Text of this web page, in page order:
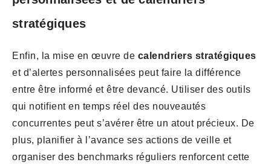
stratégiques
Enfin, la mise en œuvre de calendriers stratégiques
et d’alertes personnalisées peut faire la différence
entre être informé et être devancé. Utiliser des outils
qui notifient en temps réel des nouveautés
concurrentes peut s’avérer être un atout précieux. De
plus, planifier à l’avance ses actions de veille et
organiser des benchmarks réguliers renforcent cette